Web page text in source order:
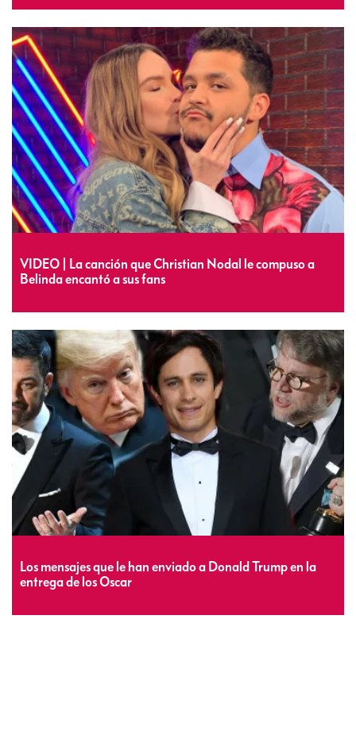
VIDEO | La canción que Christian Nodal le compuso a
Belinda encantó a sus fans
Los mensajes que le han enviado a Donald Trump en la
entrega de los Oscar